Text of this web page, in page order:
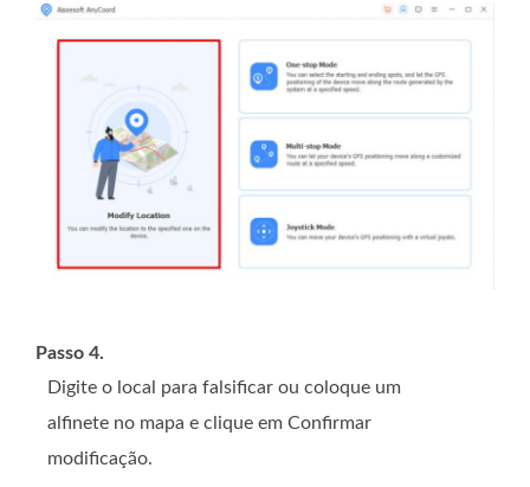
Passo 4.
Digite o local para falsificar ou coloque um
alfinete no mapa e clique em Confirmar
modificação.